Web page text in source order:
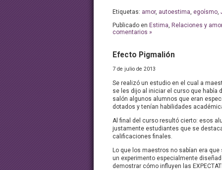
Etiquetas: amor, autoestima, egoísmo,
Publicado en Estima, Relaciones y
comentarios »
Efecto Pigmalión
7 de julio de 2013
Se realizó un estudio en el cual a
se les dijo al iniciar el curso que había
salón algunos alumnos que eran
dotados y tenían habilidades
Al final del curso resultó cierto: esos
justamente estudiantes que se
calificaciones finales.
Lo que los maestros no sabían era que
un experimento especialmente
demostrar cómo influyen las